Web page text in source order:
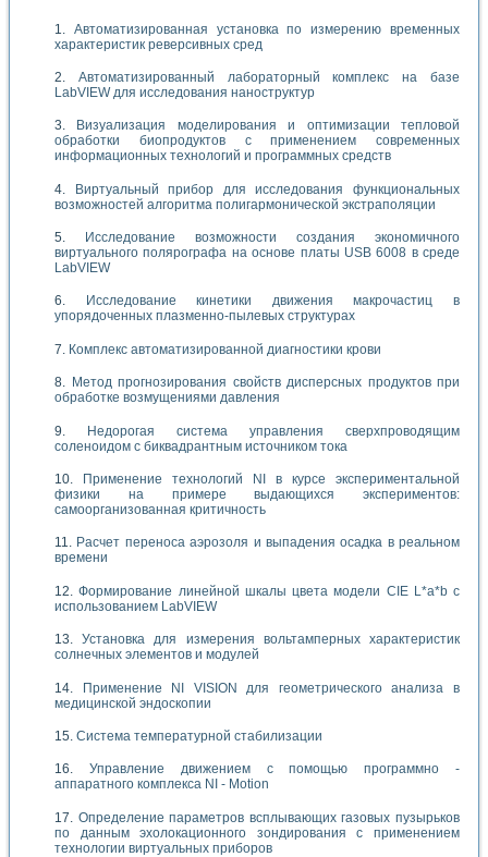
Автоматизированная установка по измерению временных
характеристик реверсивных сред
Автоматизированный лабораторный комплекс на базе
LabVIEW для исследования наноструктур
Визуализация моделирования и оптимизации тепловой
обработки биопродуктов с применением современных
информационных технологий и программных средств
Виртуальный прибор для исследования функциональных
возможностей алгоритма полигармонической экстраполяции
Исследование возможности создания экономичного
виртуального полярографа на основе платы USB 6008 в среде
LabVIEW
Исследование кинетики движения макрочастиц в
упорядоченных плазменно-пылевых структурах
Комплекс автоматизированной диагностики крови
Метод прогнозирования свойств дисперсных продуктов при
обработке возмущениями давления
Недорогая система управления сверхпроводящим
соленоидом с биквадрантным источником тока
Применение технологий NI в курсе экспериментальной
физики на примере выдающихся экспериментов:
самоорганизованная критичность
Расчет переноса аэрозоля и выпадения осадка в реальном
времени
Формирование линейной шкалы цвета модели CIE L*a*b с
использованием LabVIEW
Установка для измерения вольтамперных характеристик
солнечных элементов и модулей
Применение NI VISION для геометрического анализа в
медицинской эндоскопии
Система температурной стабилизации
Управление движением с помощью программно -
аппаратного комплекса NI - Motion
Определение параметров всплывающих газовых пузырьков
по данным эхолокационного зондирования с применением
технологии виртуальных приборов